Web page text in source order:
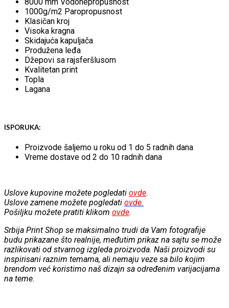
1000g/m2 Paropropusnost
Klasičan kroj
Visoka kragna
Skidajuća kapuljača
Produžena leđa
Džepovi sa rajsferšlusom
Kvalitetan print
Topla
Lagana
ISPORUKA:
Proizvode šaljemo u roku od 1 do 5 radnih dana
Vreme dostave od 2 do 10 radnih dana
Uslove kupovine možete pogledati ovde.
Uslove zamene možete pogledati ovde.
Pošiljku možete pratiti klikom ovde.
Srbija Print Shop se maksimalno trudi da Vam fotografije
budu prikazane što realnije, međutim prikaz na sajtu se može
razlikovati od stvarnog izgleda proizvoda. Naši proizvodi su
inspirisani raznim temama, ali nemaju veze sa bilo kojim
brendom već koristimo naš dizajn sa određenim varijacijama
na teme.